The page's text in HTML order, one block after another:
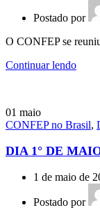
Postado por
O CONFEP se
Continuar lendo
01 maio
CONFEP no Brasil,
DIA 1° DE
1 de maio de
Postado por